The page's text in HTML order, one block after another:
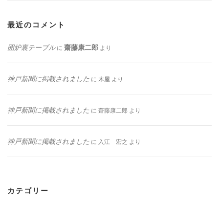
最近のコメント
囲炉裏テーブルに 齋藤康二郎 より
神戸新聞に掲載されました に 木屋 より
神戸新聞に掲載されました に 齋藤康二郎 より
神戸新聞に掲載されました に 入江 宏之 より
カテゴリー